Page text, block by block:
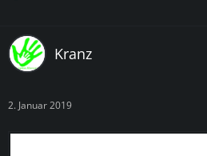
Kranz
2. Januar 2019